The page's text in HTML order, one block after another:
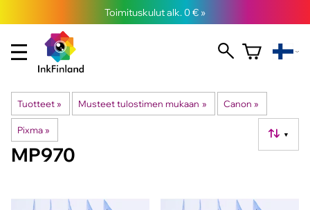
Toimituskulut alk. 0 € »
Tuotteet ‪» Musteet tulostimen mukaan ‪» Canon ‪»
Pixma ‪» ▼
MP970